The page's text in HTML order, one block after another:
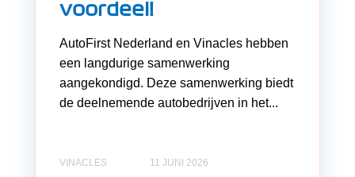
voordeel!
AutoFirst Nederland en Vinacles hebben
een langdurige samenwerking
aangekondigd. Deze samenwerking biedt
de deelnemende autobedrijven in het...
VINACLES 11 JUNI 2026